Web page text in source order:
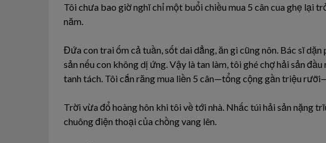
Tôi chưa bao giờ nghĩ chỉ một buổi chiều mua 5 cân cua ghẹ lại
năm.
Đứa con trai ốm cả tuần, sốt dai dẳng, ăn gì cũng nôn. Bác sĩ
sản nếu con không dị ứng. Vậy là tan làm, tôi ghé chợ hải sản
tanh tách. Tôi cắn răng mua liền 5 cân—tổng cộng gần triệu
Trời vừa đổ hoàng hôn khi tôi về tới nhà. Nhấc túi hải sản nặng
chuông điện thoại của chồng vang lên.